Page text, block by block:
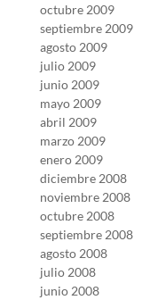
octubre 2009
septiembre 2009
agosto 2009
julio 2009
junio 2009
mayo 2009
abril 2009
marzo 2009
enero 2009
diciembre 2008
noviembre 2008
octubre 2008
septiembre 2008
agosto 2008
julio 2008
junio 2008